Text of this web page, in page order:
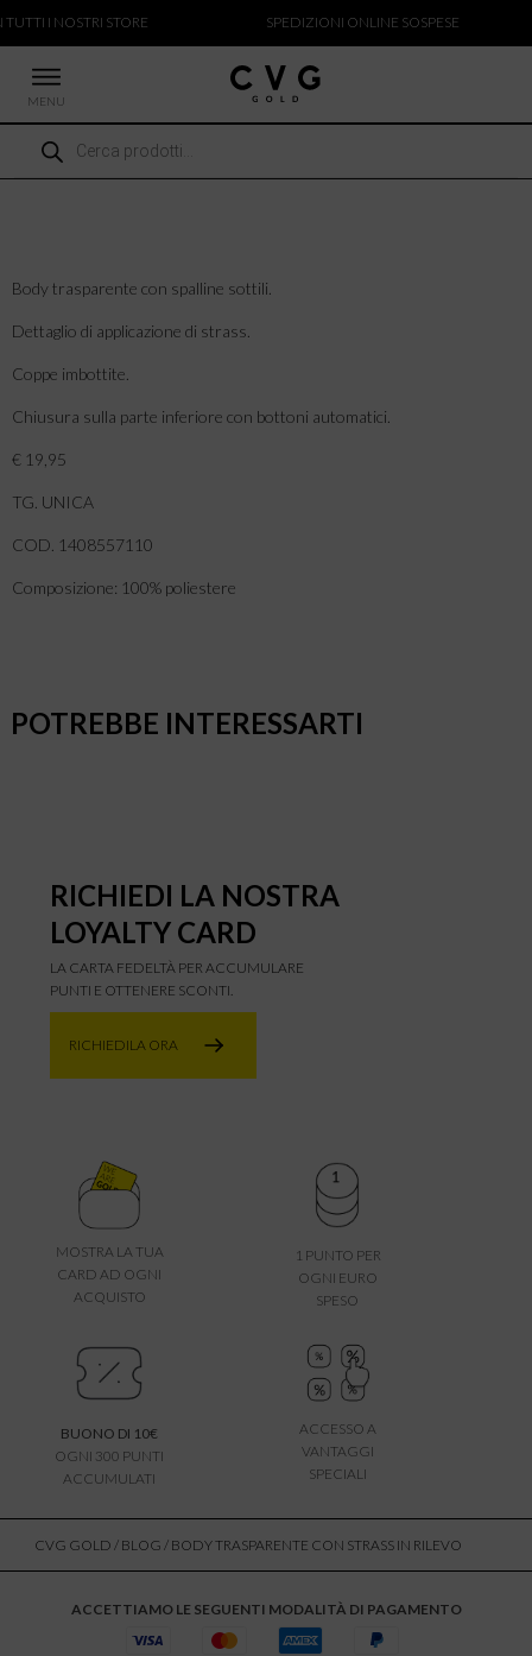
I NOSTRI STORE SPEDIZIONI ONLINE SOSPESE
MENU
Ricerca
prodotti
ARRIVI
Body trasparente con spalline sottili.
Dettaglio di applicazione di strass.
Coppe imbottite.
Chiusura sulla parte inferiore con bottoni automatici.
€ 19,95
TG. UNICA
COD. 1408557110
Composizione: 100% poliestere
POTREBBE INTERESSARTI
RICHIEDI LA NOSTRA
LOYALTY CARD
LA CARTA FEDELTÀ PER ACCUMULARE
PUNTI E OTTENERE SCONTI.
RICHIEDILA ORA
MOSTRA LA TUA
CARD AD OGNI
ACQUISTO
1 PUNTO PER
OGNI EURO
SPESO
BUONO DI 10€
OGNI 300 PUNTI
ACCUMULATI
ACCESSO A
VANTAGGI
SPECIALI
CVG GOLD / BLOG / BODY TRASPARENTE CON STRASS IN RILEVO
ACCETTIAMO LE SEGUENTI MODALITÀ DI PAGAMENTO